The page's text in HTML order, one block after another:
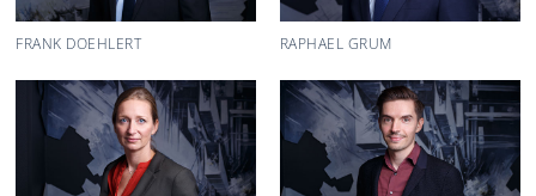
FRANK DOEHLERT RAPHAEL GRUM